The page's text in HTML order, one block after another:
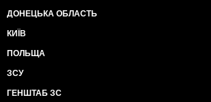
ДОНЕЦЬКА ОБЛАСТЬ
КИЇВ
ПОЛЬЩА
ЗСУ
ГЕНШТАБ ЗС